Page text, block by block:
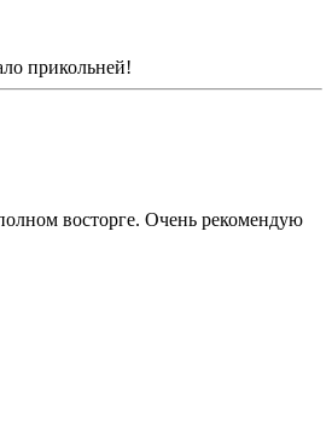
прикольней!
восторге. Очень рекомендую